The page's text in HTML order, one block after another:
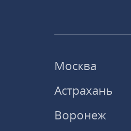
Москва
Астрахань
Воронеж